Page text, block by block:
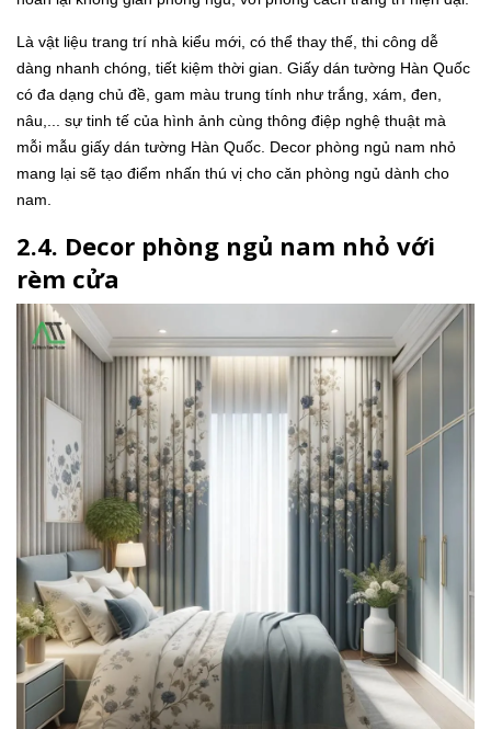
Là vật liệu trang trí nhà kiểu mới, có thể thay thế, thi công dễ
dàng nhanh chóng, tiết kiệm thời gian. Giấy dán tường Hàn Quốc
có đa dạng chủ đề, gam màu trung tính như trắng, xám, đen,
nâu,... sự tinh tế của hình ảnh cùng thông điệp nghệ thuật mà
mỗi mẫu giấy dán tường Hàn Quốc. Decor phòng ngủ nam nhỏ
mang lại sẽ tạo điểm nhấn thú vị cho căn phòng ngủ dành cho
nam.
2.4. Decor phòng ngủ nam nhỏ với
rèm cửa